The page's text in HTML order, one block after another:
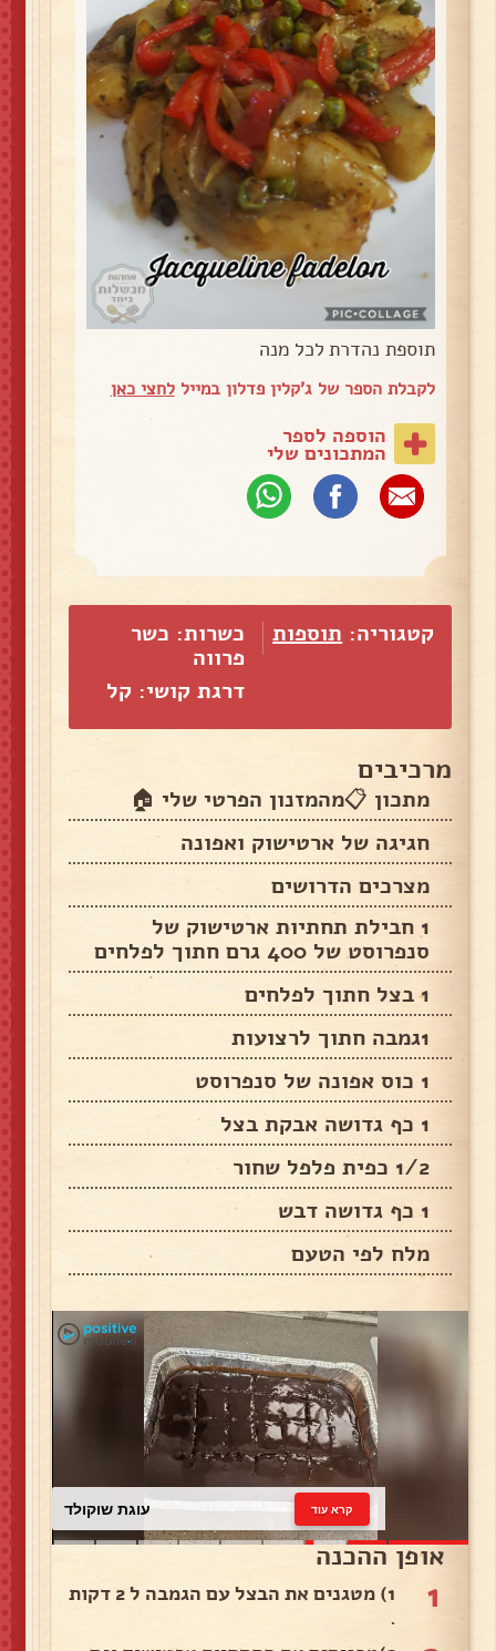
תוספת נהדרת לכל מנה
לקבלת הספר של ג'קלין פדלון במייללחצי כאן
הוספה לספר
המתכונים שלי
קטגוריה: תוספות
כשרות: כשר
פרווה
דרגת קושי: קל
מרכיבים
מתכון 📋מהמזנון הפרטי שלי 🏠
חגיגה של ארטישוק ואפונה
מצרכים הדרושים
1 חבילת תחתיות ארטישוק של
סנפרוסט של 400 גרם חתוך לפלחים
1 בצל חתוך לפלחים
1גמבה חתוך לרצועות
1 כוס אפונה של סנפרוסט
1 כף גדושה אבקת בצל
1/2 כפית פלפל שחור
1 כף גדושה דבש
מלח לפי הטעם
עוגת שוקולד קרא עוד
אופן ההכנה
1
1) מטגנים את הבצל עם הגמבה ל 2 דקות
.